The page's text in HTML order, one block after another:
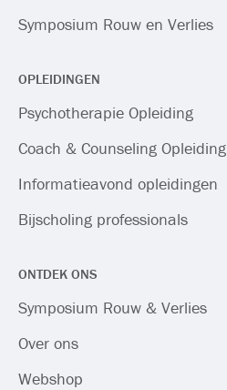
Symposium Rouw en Verlies
OPLEIDINGEN
Psychotherapie Opleiding
Coach & Counseling Opleiding
Informatieavond opleidingen
Bijscholing professionals
ONTDEK ONS
Symposium Rouw & Verlies
Over ons
Webshop